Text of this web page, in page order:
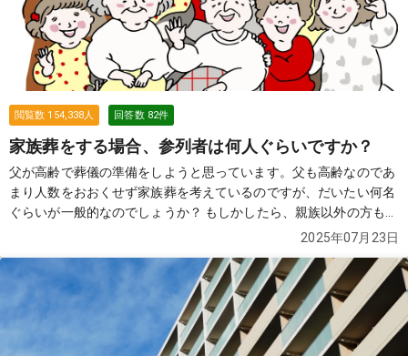
閲覧数 154,338人 回答数 82件
家族葬をする場合、参列者は何人ぐらいですか？
父が高齢で葬儀の準備をしようと思っています。父も高齢なのであ
まり人数をおおくせず家族葬を考えているのですが、だいたい何名
ぐらいが一般的なのでしょうか？ もしかしたら、親族以外の方も参
列する可能性があります。 その場合は、お断りした方がよろしいで
2025年07月23日